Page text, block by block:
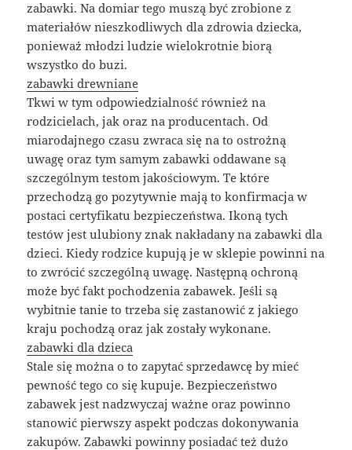
zabawki. Na domiar tego muszą być zrobione z
materiałów nieszkodliwych dla zdrowia dziecka,
ponieważ młodzi ludzie wielokrotnie biorą
wszystko do buzi.
zabawki drewniane
Tkwi w tym odpowiedzialność również na
rodzicielach, jak oraz na producentach. Od
miarodajnego czasu zwraca się na to ostrożną
uwagę oraz tym samym zabawki oddawane są
szczególnym testom jakościowym. Te które
przechodzą go pozytywnie mają to konfirmacja w
postaci certyfikatu bezpieczeństwa. Ikoną tych
testów jest ulubiony znak nakładany na zabawki dla
dzieci. Kiedy rodzice kupują je w sklepie powinni na
to zwrócić szczególną uwagę. Następną ochroną
może być fakt pochodzenia zabawek. Jeśli są
wybitnie tanie to trzeba się zastanowić z jakiego
kraju pochodzą oraz jak zostały wykonane.
zabawki dla dzieca
Stale się można o to zapytać sprzedawcę by mieć
pewność tego co się kupuje. Bezpieczeństwo
zabawek jest nadzwyczaj ważne oraz powinno
stanowić pierwszy aspekt podczas dokonywania
zakupów. Zabawki powinny posiadać też dużo